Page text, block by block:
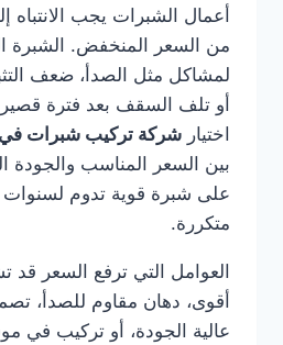
أعمال الشبرات يجب الانتباه
من السعر المنخفض. الشبرة
لمشاكل مثل الصدأ، ضعف
أو تلف السقف بعد فترة
اختيار شركة تركيب شبرات في
بين السعر المناسب والجودة
على شبرة قوية تدوم لسنوات
متكررة.
العوامل التي ترفع السعر
أقوى، دهان مقاوم للصدأ،
عالية الجودة، أو تركيب في